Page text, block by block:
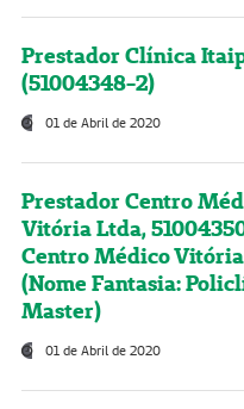
Prestador Clínica
(51004348-2)
01 de Abril de 2020
Prestador Centro
Vitória Ltda,
Centro Médico
(Nome Fantasia:
Master)
01 de Abril de 2020